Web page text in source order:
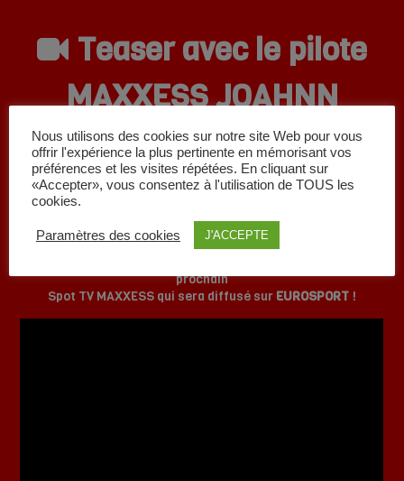
Teaser avec le pilote
MAXXESS JOAHNN
ZARCO !
Découvrez notre tout nouveau TEASERissu du tournage
MAXXESS
Ferrand !
Retrouvez le pilote MAXXESSJohann Zarcodouble champion
prochain
Spot TV MAXXESS qui sera diffusé sur EUROSPORT !
Nous utilisons des cookies sur notre site Web pour vous
offrir l'expérience la plus pertinente en mémorisant vos
préférences et les visites répétées. En cliquant sur
«Accepter», vous consentez à l'utilisation de TOUS les
cookies.
Paramètres des cookies J'ACCEPTE